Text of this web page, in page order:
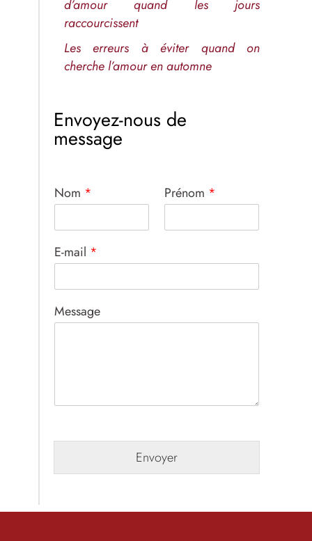
d’amour quand les jours
raccourcissent
Les erreurs à éviter quand on
cherche l’amour en automne
Envoyez-nous de
message
Nom * Prénom *
E-mail *
Message
Envoyer